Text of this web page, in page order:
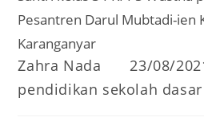
Pesantren Darul Mubtadi-ien
Karanganyar
Post
Zahra Nada
Post
23/08/
Post
category:
pendidikan sekolah dasar